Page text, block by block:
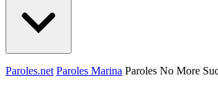
Paroles.net Paroles Marina Paroles No More